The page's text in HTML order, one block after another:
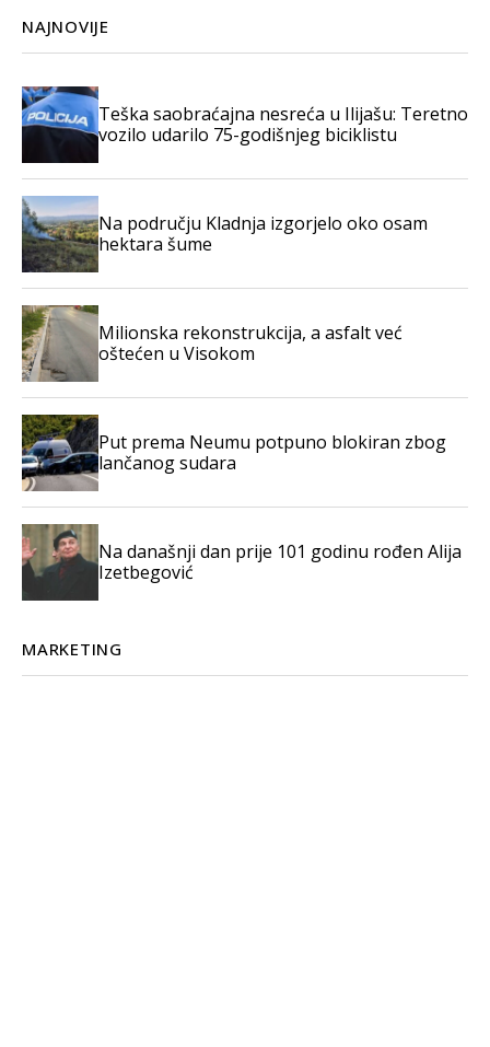
NAJNOVIJE
Teška saobraćajna nesreća u Ilijašu: Teretno
vozilo udarilo 75-godišnjeg biciklistu
Na području Kladnja izgorjelo oko osam
hektara šume
Milionska rekonstrukcija, a asfalt već
oštećen u Visokom
Put prema Neumu potpuno blokiran zbog
lančanog sudara
Na današnji dan prije 101 godinu rođen Alija
Izetbegović
MARKETING